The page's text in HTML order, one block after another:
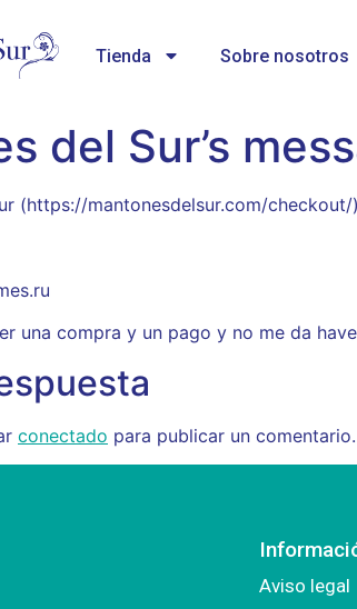
Tienda Sobre nosotros
del Sur’s
(https://mantonesdelsur.com/checkout/)
una compra y un pago y no me da
conectado para publicar un comentario.
Aviso legal